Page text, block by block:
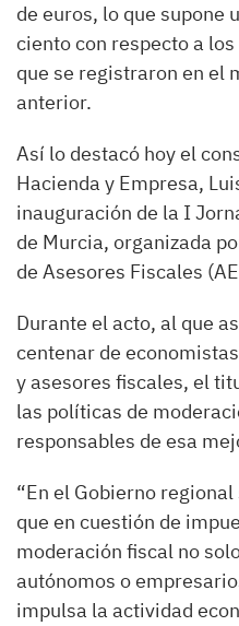
de euros, lo que supone
ciento con respecto a
que se registraron en el
anterior.
Así lo destacó hoy el
Hacienda y Empresa,
inauguración de la I
de Murcia, organizada
de Asesores Fiscales
Durante el acto, al que
centenar de
y asesores fiscales, el
las políticas de
responsables de esa
“En el Gobierno
que en cuestión de
moderación fiscal no
autónomos o
impulsa la actividad